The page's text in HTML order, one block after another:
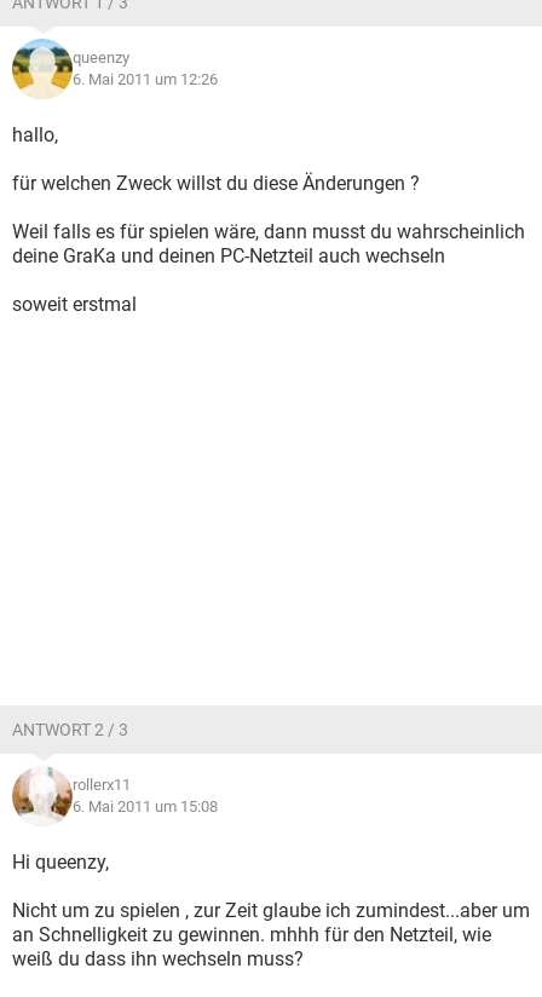
queenzy
6. Mai 2011 um 12:26
hallo,
für welchen Zweck willst du diese Änderungen ?
Weil falls es für spielen wäre, dann musst du wahrscheinlich
deine GraKa und deinen PC-Netzteil auch wechseln
soweit erstmal
ANTWORT 2 / 3
rollerx11
6. Mai 2011 um 15:08
Hi queenzy,
Nicht um zu spielen , zur Zeit glaube ich zumindest...aber um
an Schnelligkeit zu gewinnen. mhhh für den Netzteil, wie
weiß du dass ihn wechseln muss?